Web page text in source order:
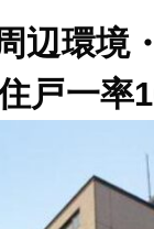
辺環境
戸一率